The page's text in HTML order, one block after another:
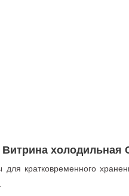
Витрина холодильная
кратковременного